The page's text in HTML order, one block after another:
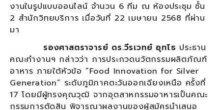
งานในรูปแบบออนไลน์ จำนวน 6 ทีม ณ ห้องประชุม ชั้น
2 สำนักวิทยบริการ เมื่อวันที่ 22 เมษายน 2568 ที่ผ่าน
มา
รองศาสตราจารย์ ดร.วีรเวทย์ อุทโธ ประธาน
คณะทำงานฯ กล่าวว่า การประกวดนวัตกรรมผลิตภัณฑ์
อาหาร ภายใต้หัวข้อ “Food Innovation for Silver
Generation” ระดับภูมิภาคตะวันออกเฉียงเหนือ ครั้งที่
17 โดยมีผู้ทรงคุณวุฒิ จากอุตสาหกรรมอาหารเป็นคณะ
กรรมการตัดสิน พิจารณาผลงานของผู้สมัครนำเสนอ